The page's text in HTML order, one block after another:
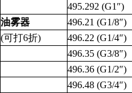
495.292 (G1″)
油雾器 496.21 (G1/8″)
(可打6折) 496.22 (G1/4″)
496.35 (G3/8″)
496.36 (G1/2″)
496.48 (G3/4″)